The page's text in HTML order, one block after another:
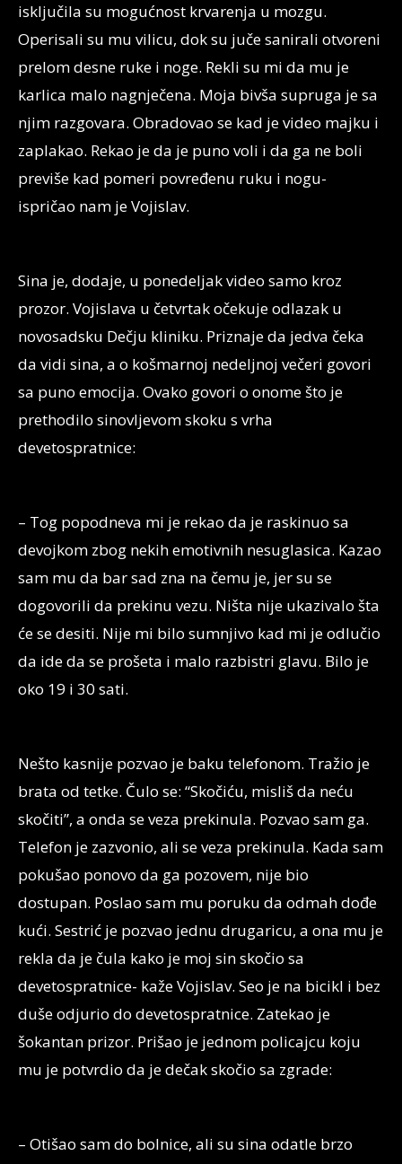
isključila su mogućnost krvarenja u mozgu.
Operisali su mu vilicu, dok su juče sanirali otvoreni
prelom desne ruke i noge. Rekli su mi da mu je
karlica malo nagnječena. Moja bivša supruga je sa
njim razgovara. Obradovao se kad je video majku i
zaplakao. Rekao je da je puno voli i da ga ne boli
previše kad pomeri povređenu ruku i nogu-
ispričao nam je Vojislav.
Sina je, dodaje, u ponedeljak video samo kroz
prozor. Vojislava u četvrtak očekuje odlazak u
novosadsku Dečju kliniku. Priznaje da jedva čeka
da vidi sina, a o košmarnoj nedeljnoj večeri govori
sa puno emocija. Ovako govori o onome što je
prethodilo sinovljevom skoku s vrha
devetospratnice:
– Tog popodneva mi je rekao da je raskinuo sa
devojkom zbog nekih emotivnih nesuglasica. Kazao
sam mu da bar sad zna na čemu je, jer su se
dogovorili da prekinu vezu. Ništa nije ukazivalo šta
će se desiti. Nije mi bilo sumnjivo kad mi je odlučio
da ide da se prošeta i malo razbistri glavu. Bilo je
oko 19 i 30 sati.
Nešto kasnije pozvao je baku telefonom. Tražio je
brata od tetke. Čulo se: “Skočiću, misliš da neću
skočiti”, a onda se veza prekinula. Pozvao sam ga.
Telefon je zazvonio, ali se veza prekinula. Kada sam
pokušao ponovo da ga pozovem, nije bio
dostupan. Poslao sam mu poruku da odmah dođe
kući. Sestrić je pozvao jednu drugaricu, a ona mu je
rekla da je čula kako je moj sin skočio sa
devetospratnice- kaže Vojislav. Seo je na bicikl i bez
duše odjurio do devetospratnice. Zatekao je
šokantan prizor. Prišao je jednom policajcu koju
mu je potvrdio da je dečak skočio sa zgrade:
– Otišao sam do bolnice, ali su sina odatle brzo